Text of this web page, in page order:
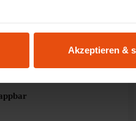
Akzeptieren &